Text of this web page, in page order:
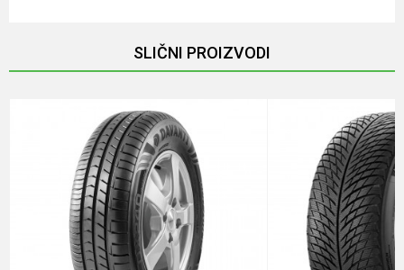
SLIČNI PROIZVODI